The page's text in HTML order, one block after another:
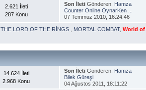
2.621 İleti
287 Konu
Son İletiGönderen: Hamza
Counter Online OynarKen ...
07 Temmuz 2010, 16:24:46
,THE LORD OF THE RİNGS MORTAL COMBAT,World of
14.624 İleti
2.968 Konu
Son İletiGönderen: Hamza
Bilek Güreşi
04 Ağustos 2011, 18:11:22